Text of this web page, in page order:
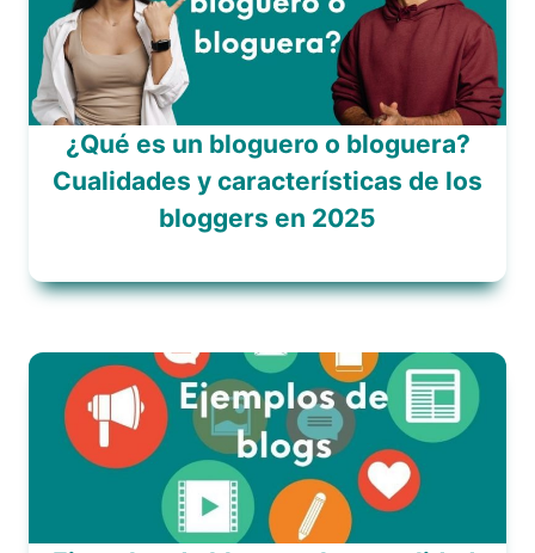
¿Qué es un bloguero o bloguera?
Cualidades y características de los
bloggers en 2025